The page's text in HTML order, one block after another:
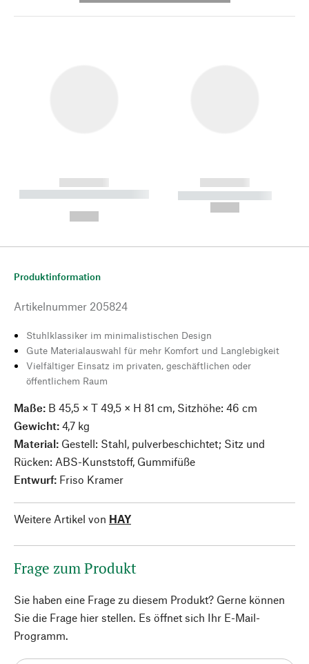
------------
----------- ----------- --------
------------
----------- -----------
Produktinformation
Artikelnummer 205824
Stuhlklassiker im minimalistischen Design
Gute Materialauswahl für mehr Komfort und Langlebigkeit
Vielfältiger Einsatz im privaten, geschäftlichen oder
öffentlichem Raum
Maße: B 45,5 × T 49,5 × H 81 cm, Sitzhöhe: 46 cm
Gewicht: 4,7 kg
Material: Gestell: Stahl, pulverbeschichtet; Sitz und
Rücken: ABS-Kunststoff, Gummifüße
Entwurf: Friso Kramer
Weitere Artikel von HAY
Frage zum Produkt
Sie haben eine Frage zu diesem Produkt? Gerne können
Sie die Frage hier stellen. Es öffnet sich Ihr E-Mail-
Programm.